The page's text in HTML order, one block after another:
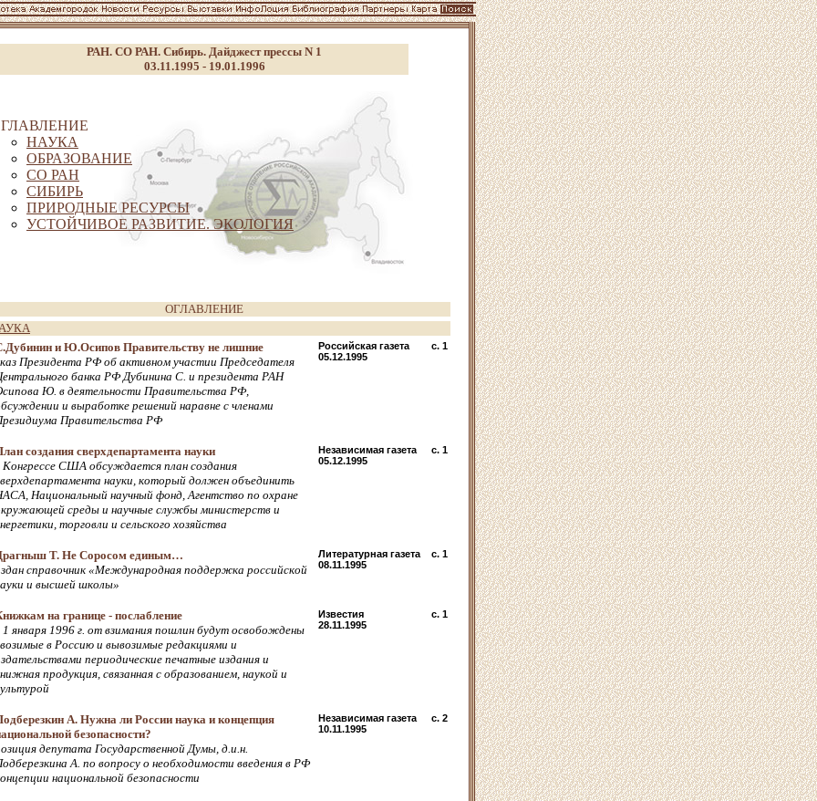
РАН. СО РАН. Сибирь. Дайджест прессы N 1
03.11.1995 - 19.01.1996
НАУКА
ОБРАЗОВАНИЕ
СО РАН
СИБИРЬ
ПРИРОДНЫЕ РЕСУРСЫ
УСТОЙЧИВОЕ РАЗВИТИЕ. ЭКОЛОГИЯ
ОГЛАВЛЕНИЕ
и Ю.Осипов Правительству не лишние
Президента РФ об активном участии Председателя
банка РФ Дубинина С. и президента РАН
Ю. в деятельности Правительства РФ,
и выработке решений наравне с членами
Правительства РФ
Российская газета
05.12.1995
c. 1
создания сверхдепартамента науки
Конгрессе США обсуждается план создания
науки, который должен объединить
Национальный научный фонд, Агентство по охране
среды и научные службы министерств и
торговли и сельского хозяйства
Независимая газета
05.12.1995
c. 1
Т. Не Соросом единым…
справочник «Международная поддержка российской
и высшей школы»
Литературная газета
08.11.1995
c. 1
на границе - послабление
1 января 1996 г. от взимания пошлин будут освобождены
в Россию и вывозимые редакциями и
периодические печатные издания и
продукция, связанная с образованием, наукой и
Известия
28.11.1995
c. 1
А. Нужна ли России наука и концепция
безопасности?
депутата Государственной Думы, д.и.н.
А. по вопросу о необходимости введения в РФ
национальной безопасности
Независимая газета
10.11.1995
c. 2